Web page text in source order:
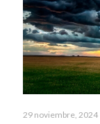
29 noviembre, 2024